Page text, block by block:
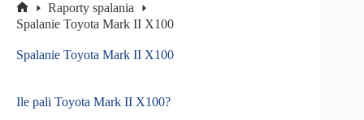
Strona
główna
Raporty spalania
Spalanie Toyota Mark II X100
Spalanie Toyota Mark II X100
Ile pali Toyota Mark II X100?